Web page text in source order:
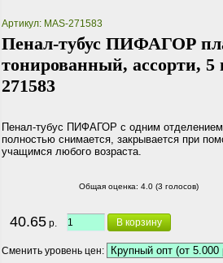
Артикул: MAS-271583
Пенал-тубус ПИФАГОР
тонированный, ассорти, 5
271583
Пенал-тубус ПИФАГОР с одним
полностью снимается, закрывается при
учащимся любого возраста.
Общая оценка: 4.0 (3 голосов)
40.65 р. В корзину
Сменить уровень цен: